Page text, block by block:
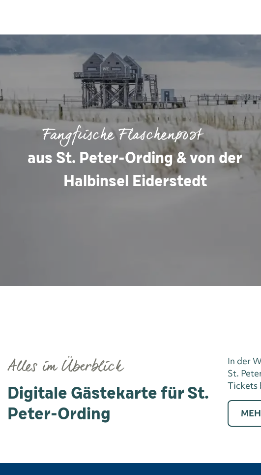
Fangfrische Flaschenpost
aus St. Peter-Ording & von der
Halbinsel Eiderstedt
Alles im Überblick
Digitale Gästekarte für St.
Peter-Ording
In der
St.
Tickets